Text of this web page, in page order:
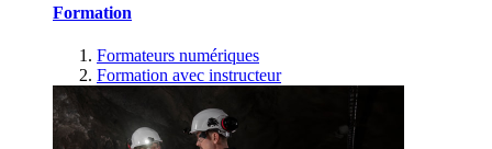
Formation
Formateurs numériques
Formation avec instructeur